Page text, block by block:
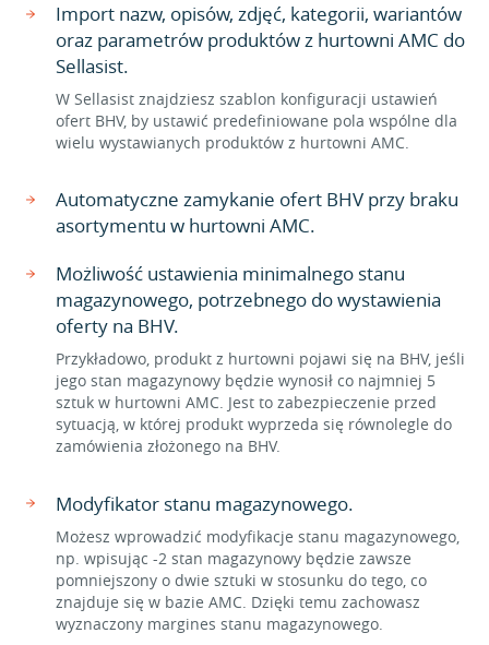
Import nazw, opisów, zdjęć, kategorii, wariantów
oraz parametrów produktów z hurtowni AMC do
Sellasist.
W Sellasist znajdziesz szablon konfiguracji ustawień
ofert BHV, by ustawić predefiniowane pola wspólne dla
wielu wystawianych produktów z hurtowni AMC.
Automatyczne zamykanie ofert BHV przy braku
asortymentu w hurtowni AMC.
Możliwość ustawienia minimalnego stanu
magazynowego, potrzebnego do wystawienia
oferty na BHV.
Przykładowo, produkt z hurtowni pojawi się na BHV, jeśli
jego stan magazynowy będzie wynosił co najmniej 5
sztuk w hurtowni AMC. Jest to zabezpieczenie przed
sytuacją, w której produkt wyprzeda się równolegle do
zamówienia złożonego na BHV.
Modyfikator stanu magazynowego.
Możesz wprowadzić modyfikacje stanu magazynowego,
np. wpisując -2 stan magazynowy będzie zawsze
pomniejszony o dwie sztuki w stosunku do tego, co
znajduje się w bazie AMC. Dzięki temu zachowasz
wyznaczony margines stanu magazynowego.